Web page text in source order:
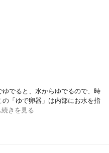
でると、水からゆでるので、時
「ゆで卵器」は内部にお水を指
続きを見る